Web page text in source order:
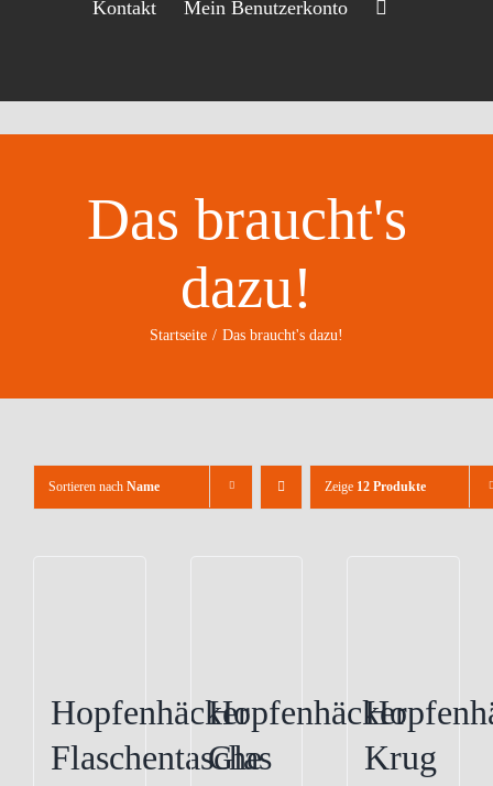
Kontakt Mein Benutzerkonto
Das braucht's
dazu!
Startseite Das braucht's dazu!
Sortieren nach Name Zeige 12 Produkte
Hopfenhäcker
Flaschentasche
Hopfenhäcker
Glas
Krug